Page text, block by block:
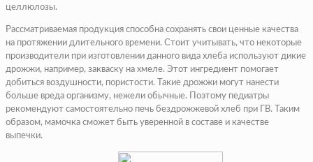
целлюлозы.
Рассматриваемая продукция способна сохранять свои ценные качества
на протяжении длительного времени. Стоит учитывать, что некоторые
производители при изготовлении данного вида хлеба используют дикие
дрожжи, например, закваску на хмеле. Этот ингредиент помогает
добиться воздушности, пористости. Такие дрожжи могут нанести
больше вреда организму, нежели обычные. Поэтому педиатры
рекомендуют самостоятельно печь бездрожжевой хлеб при ГВ. Таким
образом, мамочка сможет быть уверенной в составе и качестве
выпечки.